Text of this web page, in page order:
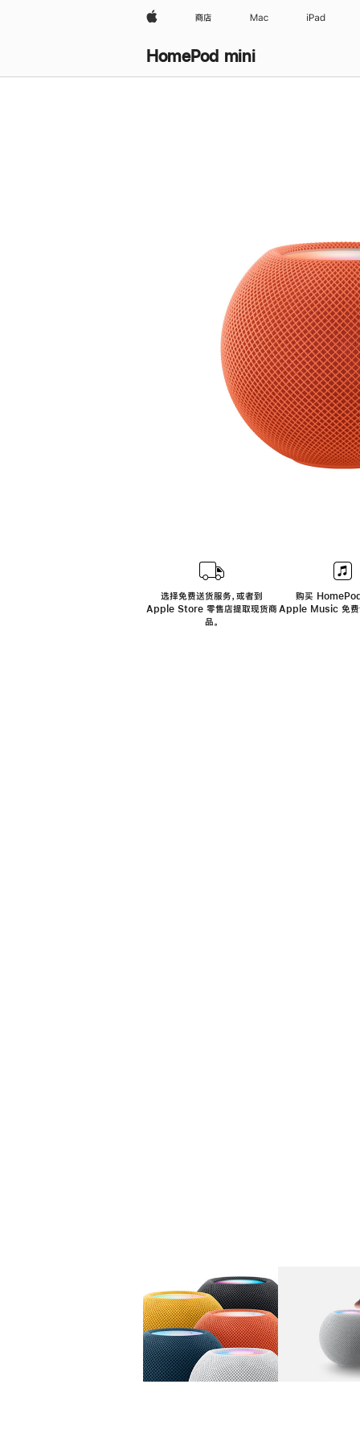
Apple 商店 Mac iPad
HomePod mini
选择免费送货服务，或者到
Apple Store 零售店提取现货商
品。
购买
Apple Music 免费
图库 图像 1